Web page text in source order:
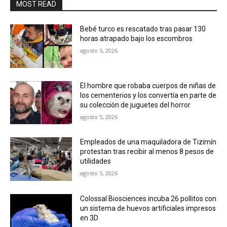
MOST READ
Bebé turco es rescatado tras pasar 130
horas atrapado bajo los escombros
agosto 5, 2026
El hombre que robaba cuerpos de niñas de
los cementerios y los convertía en parte de
su colección de juguetes del horror
agosto 5, 2026
Empleados de una maquiladora de Tizimín
protestan tras recibir al menos 8 pesos de
utilidades
agosto 5, 2026
Colossal Biosciences incuba 26 pollitos con
un sistema de huevos artificiales impresos
en 3D